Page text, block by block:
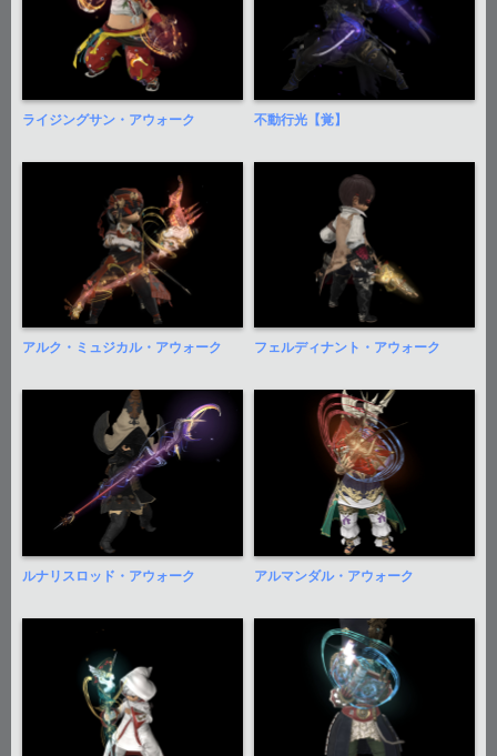
ライジングサン・アウォーク 不動行光【覚】
アルク・ミュジカル・アウォーク フェルディナント・アウォーク
ルナリスロッド・アウォーク アルマンダル・アウォーク